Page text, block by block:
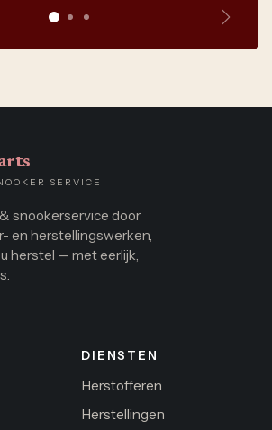
SERVICE
snookerservice door
en herstellingswerken,
herstel — met eerlijk,
DIENSTEN
Herstofferen
Herstellingen